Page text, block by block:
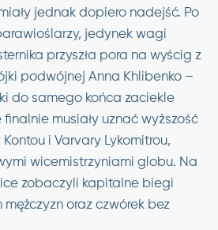
jednak dopiero nadejść. Po
jedynek wagi
przyszła pora na wyścig z
podwójnej Anna Khlibenko –
do samego końca zaciekle
finalnie musiały uznać wyższość
i Varvary Lykomitrou,
wicemistrzyniami globu. Na
zobaczyli kapitalne biegi
oraz czwórek bez